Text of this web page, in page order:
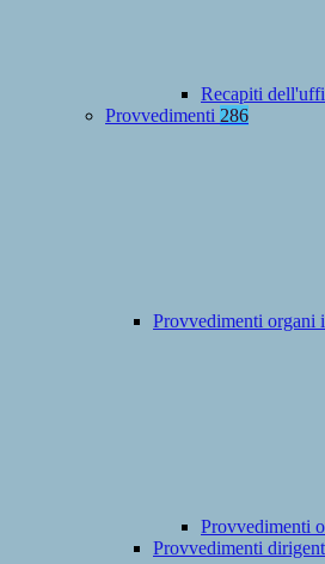
Recapiti
Provvedimenti 286
Provvedimenti organi
Provvedimenti
Provvedimenti